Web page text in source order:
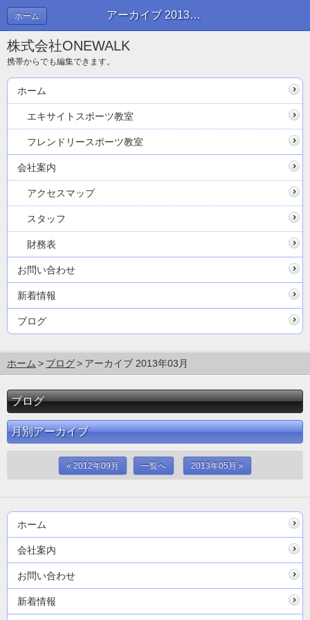
アーカイブ 2013年03月 | ブログ
ホーム
株式会社ONEWALK
携帯からでも編集できます。
ホーム
エキサイトスポーツ教室
フレンドリースポーツ教室
会社案内
アクセスマップ
スタッフ
財務表
お問い合わせ
新着情報
ブログ
ホーム ブログ アーカイブ 2013年03月
ブログ
月別アーカイブ
« 2012年09月 一覧へ 2013年05月 »
ホーム
会社案内
お問い合わせ
新着情報